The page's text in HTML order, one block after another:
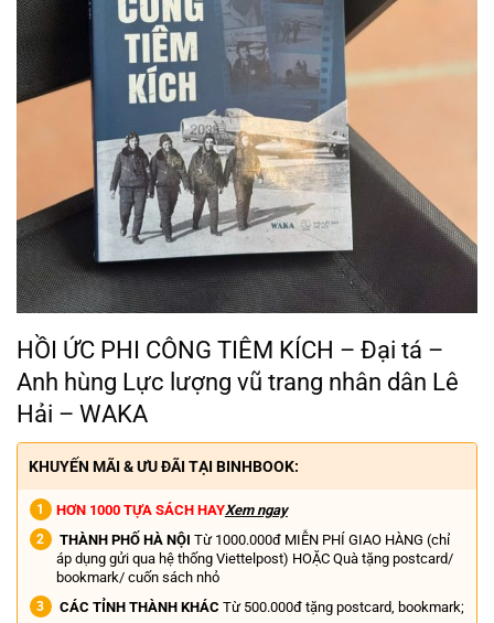
HỒI ỨC PHI CÔNG TIÊM KÍCH – Đại tá –
Anh hùng Lực lượng vũ trang nhân dân Lê
Hải – WAKA
KHUYẾN MÃI & ƯU ĐÃI TẠI BINHBOOK:
HƠN 1000 TỰA SÁCH HAYXem ngay
THÀNH PHỐ HÀ NỘI Từ 1000.000đ MIỄN PHÍ GIAO HÀNG (chỉ
áp dụng gửi qua hệ thống Viettelpost) HOẶC Quà tặng postcard/
bookmark/ cuốn sách nhỏ
CÁC TỈNH THÀNH KHÁC Từ 500.000đ tặng postcard, bookmark;